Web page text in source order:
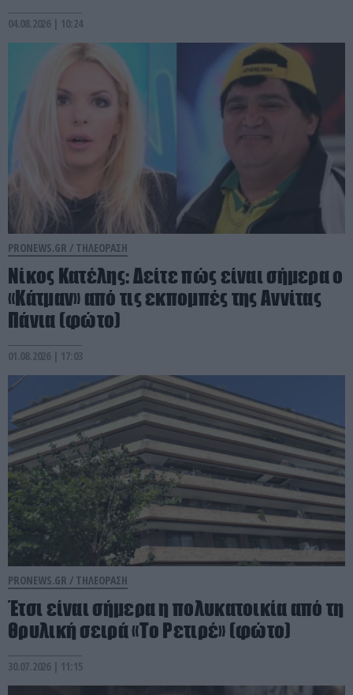
04.08.2026 | 10:24
PRONEWS.GR / ΤΗΛΕΟΡΑΣΗ
Νίκος Κατέλης: Δείτε πώς είναι σήμερα ο
«Κάτμαν» από τις εκπομπές της Αννίτας
Πάνια (φώτο)
01.08.2026 | 17:03
PRONEWS.GR / ΤΗΛΕΟΡΑΣΗ
Έτσι είναι σήμερα η πολυκατοικία από τη
θρυλική σειρά «Το Ρετιρέ» (φώτο)
30.07.2026 | 11:15